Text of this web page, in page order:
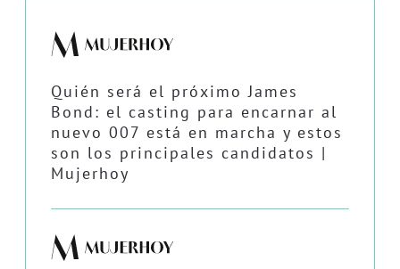
Quién será el próximo James
Bond: el casting para encarnar al
nuevo 007 está en marcha y estos
son los principales candidatos |
Mujerhoy